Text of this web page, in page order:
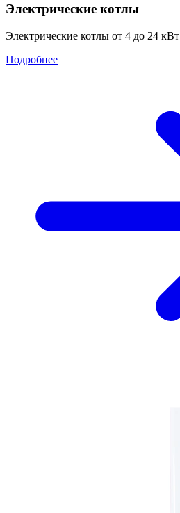
Электрические котлы
Электрические котлы от 4 до 24 кВт
Подробнее